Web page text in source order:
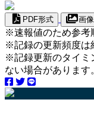
PDF形式 画
※速報値のため参考
※記録の更新頻度は
※記録更新のタイミ
ない場合があります